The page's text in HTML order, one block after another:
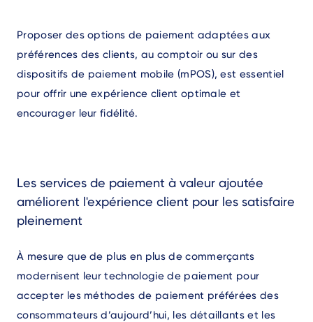
Proposer des options de paiement adaptées aux
préférences des clients, au comptoir ou sur des
dispositifs de paiement mobile (mPOS), est essentiel
pour offrir une expérience client optimale et
encourager leur fidélité.
Les services de paiement à valeur ajoutée
améliorent l'expérience client pour les satisfaire
pleinement
À mesure que de plus en plus de commerçants
modernisent leur technologie de paiement pour
accepter les méthodes de paiement préférées des
consommateurs d’aujourd’hui, les détaillants et les